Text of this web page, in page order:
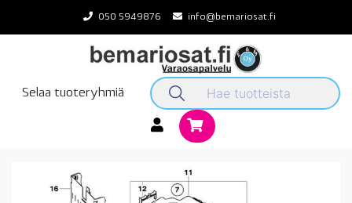
content
050 5949876 info@bemariosat.fi
Selaa tuoteryhmiä